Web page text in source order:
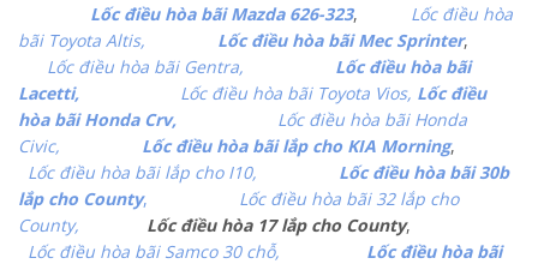
Lốc điều hòa bãi Mazda 626-323, Lốc điều hòa
bãi Toyota Altis,
Lốc điều hòa bãi Mec Sprinter,
Lốc điều hòa bãi Gentra,
Lốc điều hòa bãi
Lacetti,
Lốc điều hòa bãi Toyota Vios, Lốc điều
hòa bãi Honda Crv,
Lốc điều hòa bãi Honda
Civic,
Lốc điều hòa bãi lắp cho KIA Morning,
Lốc điều hòa bãi lắp cho I10,
Lốc điều hòa bãi 30b
lắp cho County,
Lốc điều hòa bãi 32 lắp cho
County,
Lốc điều hòa 17 lắp cho County,
Lốc điều hòa bãi Samco 30 chỗ,
Lốc điều hòa bãi